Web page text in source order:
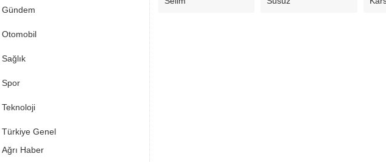
Gündem
Otomobil
Sağlık
Spor
Teknoloji
Türkiye Genel
Ağrı Haber